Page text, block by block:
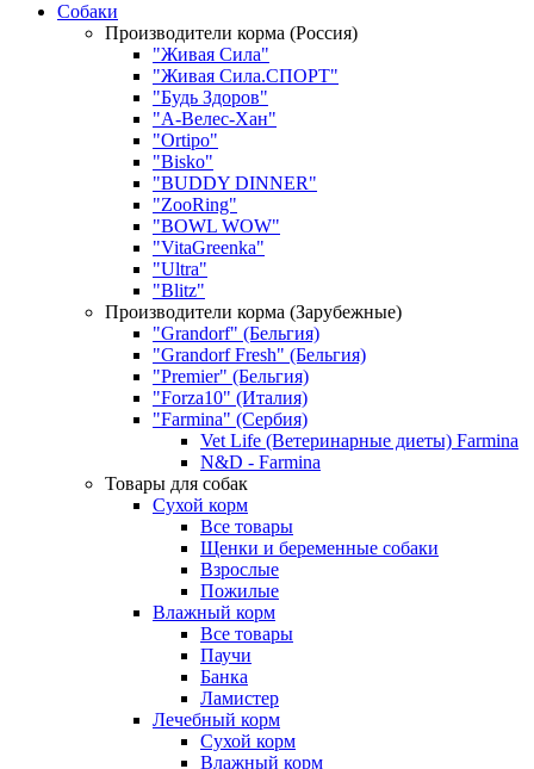
Собаки
Производители корма (Россия)
"Живая Сила"
"Живая Сила.СПОРТ"
"Будь Здоров"
"А-Велес-Хан"
"Ortipo"
"Bisko"
"BUDDY DINNER"
"ZooRing"
"BOWL WOW"
"VitaGreenka"
"Ultra"
"Blitz"
Производители корма (Зарубежные)
"Grandorf" (Бельгия)
"Grandorf Fresh" (Бельгия)
"Premier" (Бельгия)
"Forza10" (Италия)
"Farmina" (Сербия)
Vet Life (Ветеринарные диеты) Farmina
N&D - Farmina
Товары для собак
Сухой корм
Все товары
Щенки и беременные собаки
Взрослые
Пожилые
Влажный корм
Все товары
Паучи
Банка
Ламистер
Лечебный корм
Сухой корм
Влажный корм